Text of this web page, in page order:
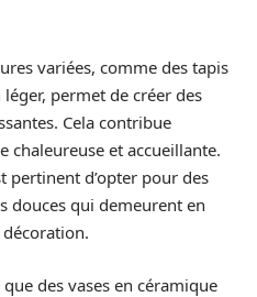
variées, comme des tapis
permet de créer des
Cela contribue
chaleureuse et accueillante.
pertinent d’opter pour des
douces qui demeurent en
des vases en céramique